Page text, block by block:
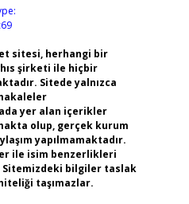
sitesi, herhangi bir
şirketi ile hiçbir
Sitede yalnızca
yer alan içerikler
olup, gerçek kurum
yapılmamaktadır.
ile isim benzerlikleri
bilgiler taslak
taşımazlar.